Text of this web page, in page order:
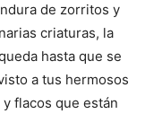
de zorritos y
criaturas, la
hasta que se
a tus hermosos
flacos que están